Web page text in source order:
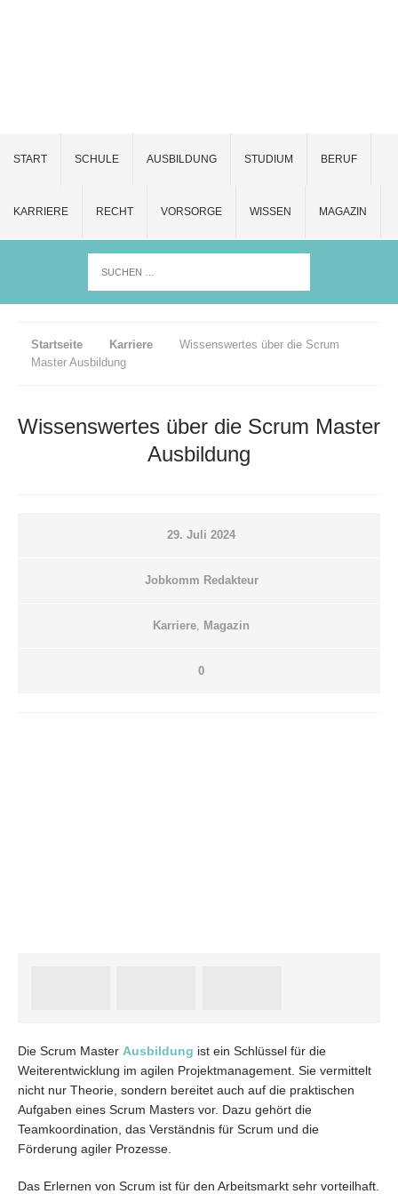
START SCHULE AUSBILDUNG STUDIUM BERUF
KARRIERE RECHT VORSORGE WISSEN MAGAZIN
Startseite Karriere
Wissenswertes über die Scrum
Master Ausbildung
Wissenswertes über die Scrum Master
Ausbildung
29. Juli 2024
Jobkomm Redakteur
Karriere, Magazin
0
Die Scrum Master Ausbildung ist ein Schlüssel für die
Weiterentwicklung im agilen Projektmanagement. Sie vermittelt
nicht nur Theorie, sondern bereitet auch auf die praktischen
Aufgaben eines Scrum Masters vor. Dazu gehört die
Teamkoordination, das Verständnis für Scrum und die
Förderung agiler Prozesse.
Das Erlernen von Scrum ist für den Arbeitsmarkt sehr vorteilhaft.